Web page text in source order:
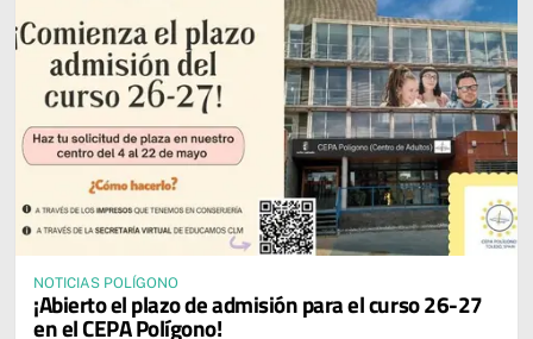
NOTICIAS POLÍGONO
¡Abierto el plazo de admisión para el curso 26-27
en el CEPA Polígono!